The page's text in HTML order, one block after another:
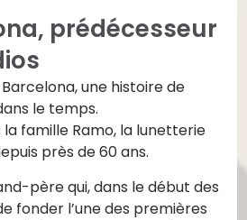
prédécesseur
une histoire de
le temps.
famille Ramo, la lunetterie
près de 60 ans.
père qui, dans le début des
fonder l’une des premières